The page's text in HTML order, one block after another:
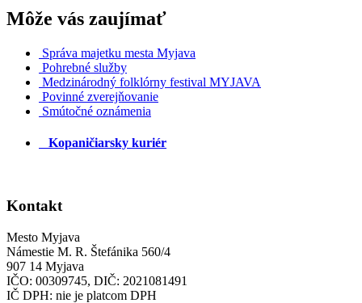
Môže vás zaujímať
Správa majetku mesta Myjava
Pohrebné služby
Medzinárodný folklórny festival MYJAVA
Povinné zverejňovanie
Smútočné oznámenia
Kopaničiarsky kuriér
Kontakt
Mesto Myjava
Námestie M. R. Štefánika 560/4
907 14 Myjava
IČO: 00309745, DIČ: 2021081491
IČ DPH: nie je platcom DPH